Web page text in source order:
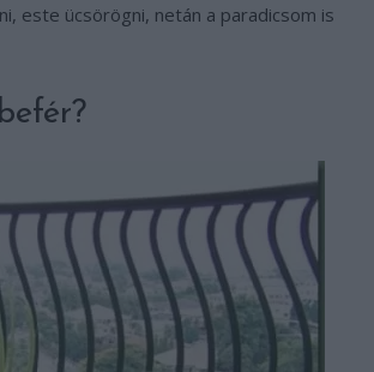
este ücsörögni, netán a paradicsom is